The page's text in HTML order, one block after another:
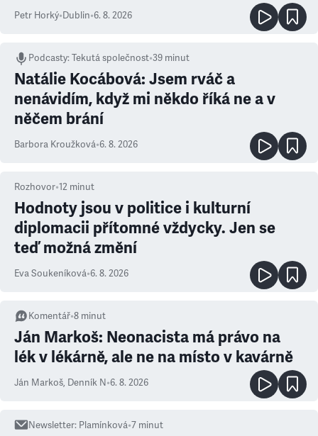
Petr Horký•Dublin•6. 8. 2026
Podcasty:Tekutá společnost•39 minut
Natálie Kocábová: Jsem rváč a
nenávidím, když mi někdo říká ne a v
něčem brání
Barbora Kroužková•6. 8. 2026
Rozhovor•12 minut
Hodnoty jsou v politice i kulturní
diplomacii přítomné vždycky. Jen se
teď možná změní
Eva Soukeníková•6. 8. 2026
Komentář•8 minut
Ján Markoš: Neonacista má právo na
lék v lékárně, ale ne na místo v kavárně
Ján Markoš, Denník N•6. 8. 2026
Newsletter: Plamínková•7 minut